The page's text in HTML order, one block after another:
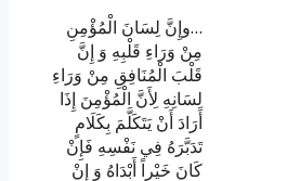
…وإِنَّ لِسَانَ الْمُؤْمِنِ
مِنْ وَرَاءِ قَلْبِهِ وَ إِنَّ
قَلْبَ الْمُنَافِقِ مِنْ وَرَاءِ
لِسَانِهِ لِأَنَّ الْمُؤْمِنَ إِذَا
أَرَادَ أَنْ يَتَكَلَّمَ بِكَلَامٍ
تَدَبَّرَهُ فِي نَفْسِهِ فَإِنْ
كَانَ خَيْراً أَبْدَاهُ وَ إِنْ